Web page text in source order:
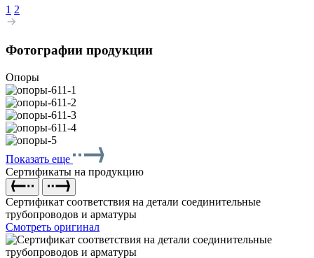
1 2
Фотографии продукции
Опоры
Показать еще
Сертификаты на продукцию
Сертификат соответствия на детали соединительные
трубопроводов и арматуры
Смотреть оригинал